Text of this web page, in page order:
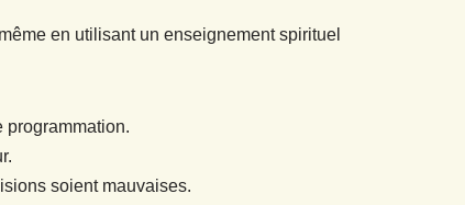
en utilisant un enseignement spirituel
programmation.
soient mauvaises.